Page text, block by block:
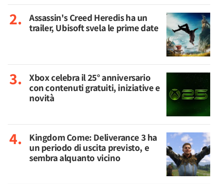
Assassin's Creed Heredis ha un
trailer, Ubisoft svela le prime date
Xbox celebra il 25° anniversario
con contenuti gratuiti, iniziative e
novità
Kingdom Come: Deliverance 3 ha
un periodo di uscita previsto, e
sembra alquanto vicino